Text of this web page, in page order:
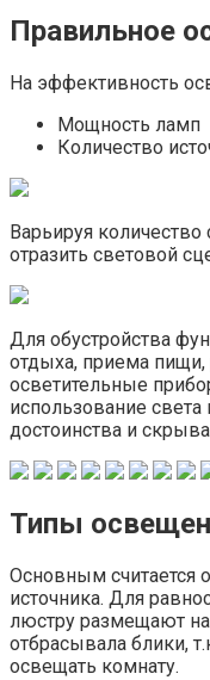
Правильное
На эффективность
Мощность ламп
Количество
Варьируя
отразить световой
Для обустройства
отдыха, приема пищи,
осветительные
использование света
достоинства и
Типы
Основным считается
источника. Для
люстру размещают
отбрасывала блики,
освещать комнату.